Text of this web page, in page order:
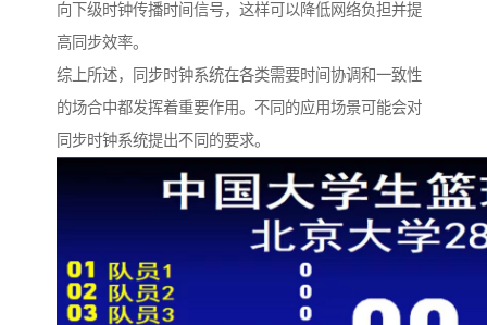
向下级时钟传播时间信号，这样可以降低网络负担并提
高同步效率。
综上所述，同步时钟系统在各类需要时间协调和一致性
的场合中都发挥着重要作用。不同的应用场景可能会对
同步时钟系统提出不同的要求。